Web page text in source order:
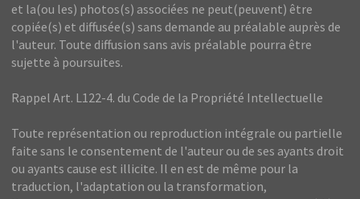
et la(ou les) photos(s) associées ne peut(peuvent) être
copiée(s) et diffusée(s) sans demande au préalable auprès de
l'auteur. Toute diffusion sans avis préalable pourra être
sujette à poursuites.
Rappel Art. L122-4. du Code de la Propriété Intellectuelle
Toute représentation ou reproduction intégrale ou partielle
faite sans le consentement de l'auteur ou de ses ayants droit
ou ayants cause est illicite. Il en est de même pour la
traduction, l'adaptation ou la transformation,